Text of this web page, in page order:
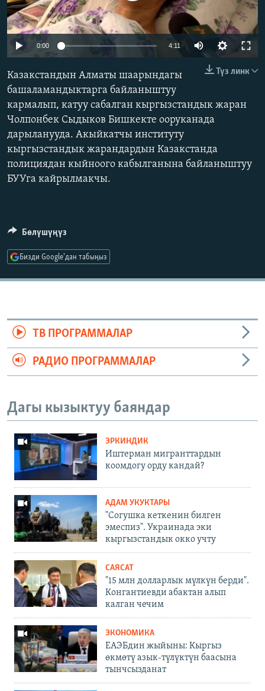
ЭЖЕ-СИҢДИЛЕР
АЗАТТЫК+
ЫҢГАЙСЫЗ СУРООЛОР
ОНЛАЙН ШЕРИНЕ
ЭЕ/АРнун бардык сайттары
Auto 360p 480p
0:00 4:11
240p
480p
720p
1080p
Түз линк
Казакстандын Алматы шаарындагы
башаламандыктарга байланыштуу
кармалып, катуу сабалган кыргызстандык жаран
Чолпонбек Сыдыков Бишкекте ооруканада
дарыланууда. Акыйкатчы институту
кыргызстандык жарандардын Казакстанда
полициядан кыйноого кабылганына байланыштуу
БУУга кайрылмакчы.
Бөлүшүңүз
Бизди Google'дан табыңыз
ТВ ПРОГРАММАЛАР
РАДИО ПРОГРАММАЛАР
Дагы кызыктуу баяндар
ЭРКИНДИК
Иштерман мигранттардын
коомдогу орду кандай?
АДАМ УКУКТАРЫ
"Согушка кеткенин билген
эмеспиз". Украинада эки
кыргызстандык окко учту
САЯСАТ
"15 млн долларлык мүлкүн берди".
Конгантиевди абактан алып
калган чечим
ЭКОНОМИКА
ЕАЭБдин жыйыны: Кыргыз
өкмөтү азык-түлүктүн баасына
тынчсызданат